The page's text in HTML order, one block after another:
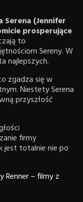
(Jennifer
prosperujące
to
Sereny. W
najlepszych.
zgadza się w
Niestety Serena
przyszłość
firmy
jest totalnie nie po
Renner – filmy z